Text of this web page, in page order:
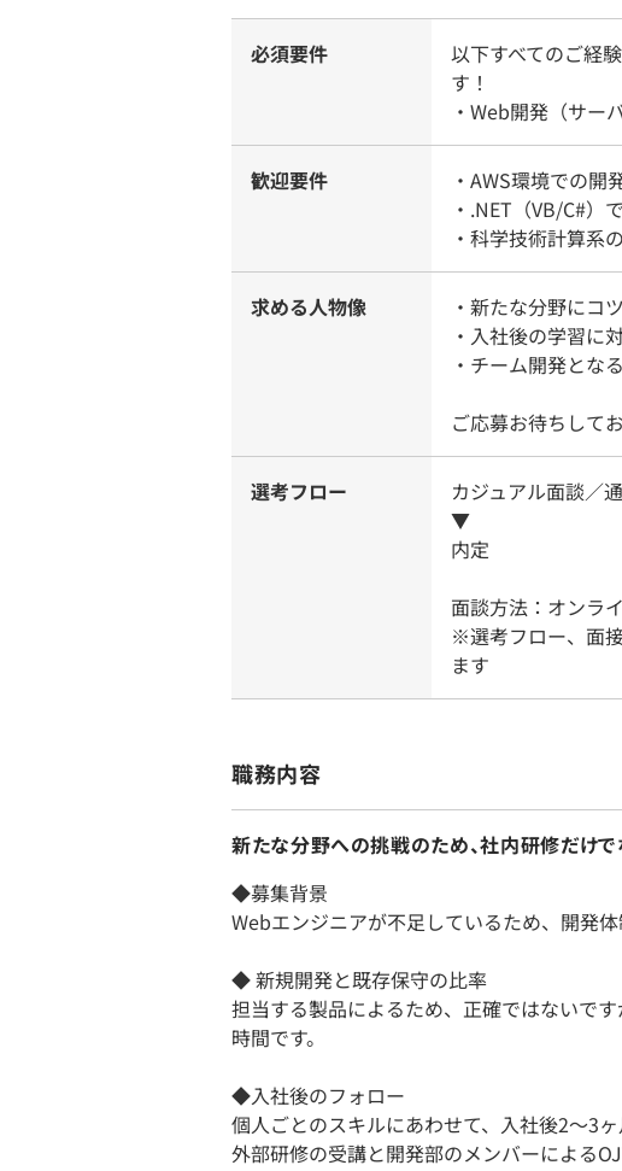
必須要件
以下すべてのご経
す！
・Web開発（サ
歓迎要件
・AWS環境での開
・.NET（VB/C#）
・科学技術計算系
求める人物像
・新たな分野にコ
・入社後の学習に
・チーム開発とな
ご応募お待ちしてお
選考フロー
カジュアル面談／
▼
内定
面談方法：オンラ
※選考フロー、面
ます
職務内容
新たな分野への挑戦のため、社内研修だけで
◆募集背景
Webエンジニアが不足しているため、開発
◆ 新規開発と既存保守の比率
担当する製品によるため、正確ではないで
時間です。
◆入社後のフォロー
個人ごとのスキルにあわせて、入社後2～3ヶ
外部研修の受講と開発部のメンバーによる